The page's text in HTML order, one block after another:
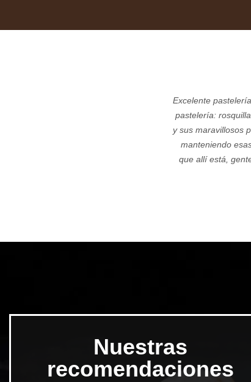
Excelente
pastelería:
y sus maravillosos
manteniendo
que allí está,
Nuestras
recomendaciones